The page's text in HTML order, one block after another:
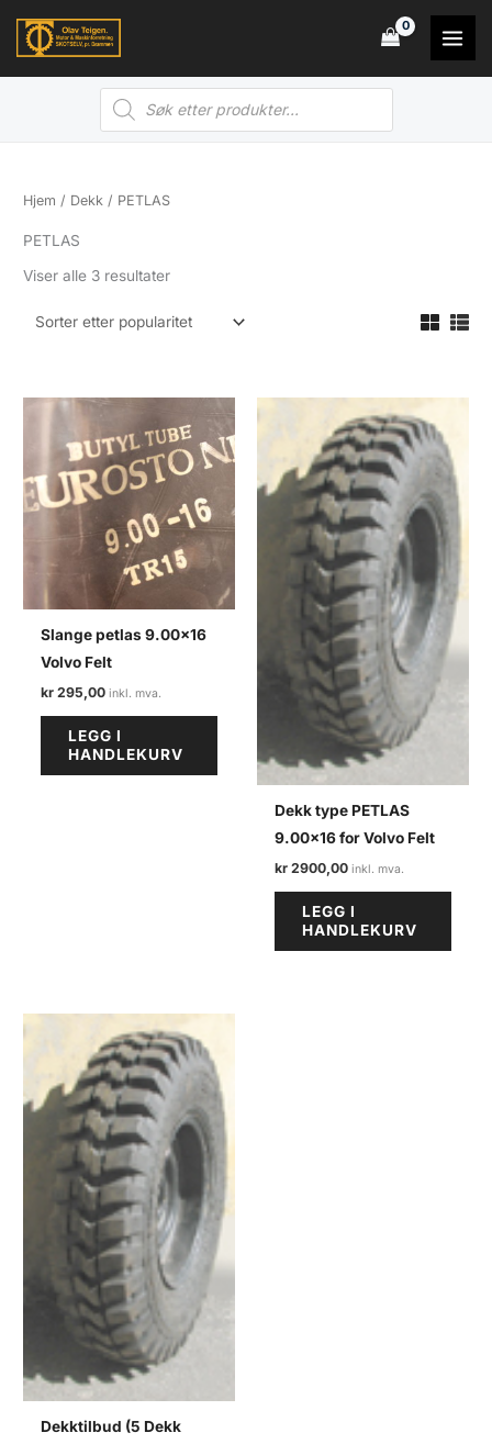
Products
search
Hjem / Dekk / PETLAS
PETLAS
Viser alle 3 resultaterSortert
Slange petlas 9.00×16
Volvo Felt
kr 295,00
LEGG I
HANDLEKURV
Dekk type PETLAS
9.00×16 for Volvo Felt
kr 2900,00
LEGG I
HANDLEKURV
Dekktilbud (5 Dekk